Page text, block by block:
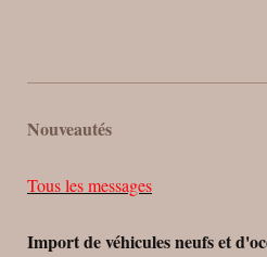
Nouveautés
Tous les messages
Import de véhicules neufs et